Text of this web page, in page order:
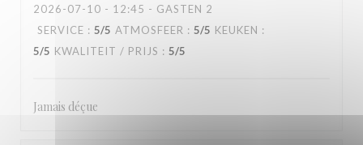
2026-07-10 - 12:45 - GASTEN 2
SERVICE : 5/5 ATMOSFEER : 5/5 KEUKEN :
5/5 KWALITEIT / PRIJS : 5/5
Jamais déçue